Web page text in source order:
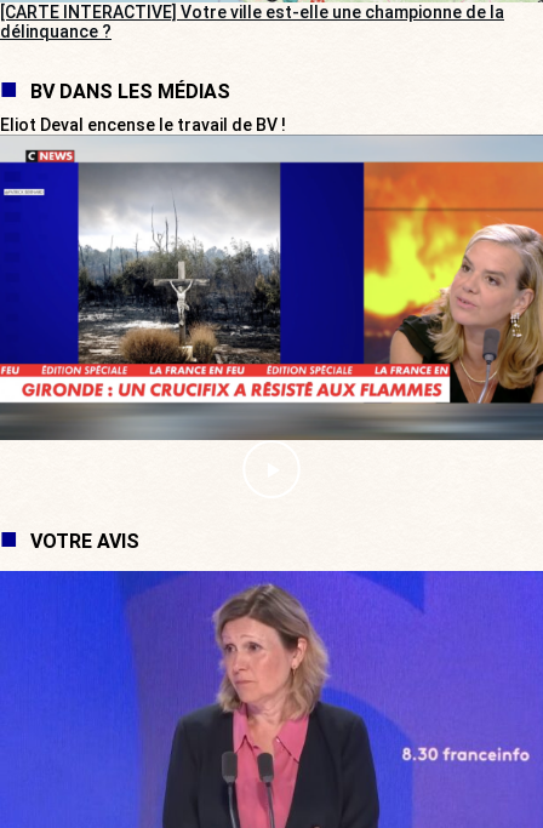
[CARTE INTERACTIVE] Votre ville est-elle une championne de la
délinquance ?
BV DANS LES MÉDIAS
Eliot Deval encense le travail de BV !
VOTRE AVIS